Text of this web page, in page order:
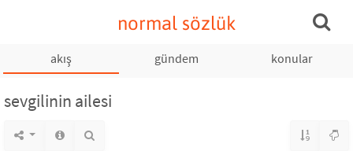
normal sözlük
akış gündem konular
sevgilinin ailesi